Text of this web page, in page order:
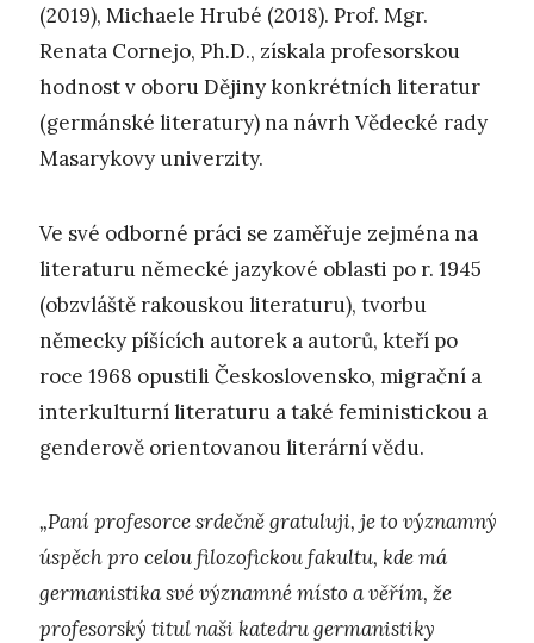
(2019), Michaele Hrubé (2018). Prof. Mgr.
Renata Cornejo, Ph.D., získala profesorskou
hodnost v oboru Dějiny konkrétních literatur
(germánské literatury) na návrh Vědecké rady
Masarykovy univerzity.
Ve své odborné práci se zaměřuje zejména na
literaturu německé jazykové oblasti po r. 1945
(obzvláště rakouskou literaturu), tvorbu
německy píšících autorek a autorů, kteří po
roce 1968 opustili Československo, migrační a
interkulturní literaturu a také feministickou a
genderově orientovanou literární vědu.
„Paní profesorce srdečně gratuluji, je to významný
úspěch pro celou filozofickou fakultu, kde má
germanistika své významné místo a věřím, že
profesorský titul naši katedru germanistiky